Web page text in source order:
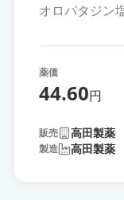
オロパタジン
薬価
44.60円
販売 高田製薬
製造 高田製薬